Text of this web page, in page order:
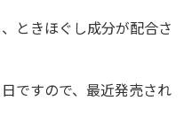
ときほぐし成分が配合さ
ですので、最近発売され